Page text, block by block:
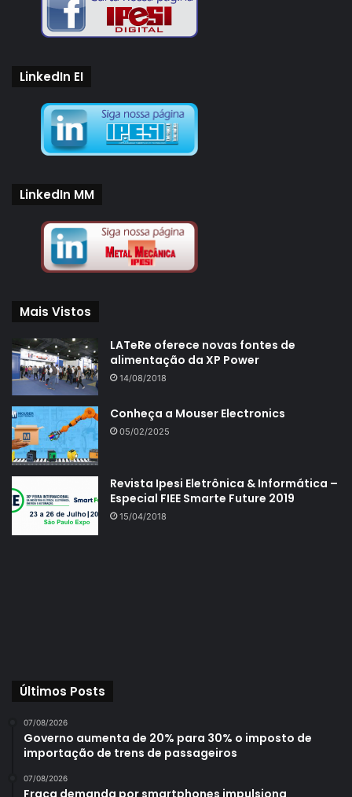
LinkedIn EI
LinkedIn MM
Mais Vistos
LATeRe oferece novas fontes de
alimentação da XP Power
14/08/2018
Conheça a Mouser Electronics
05/02/2025
Revista Ipesi Eletrônica & Informática –
Especial FIEE Smarte Future 2019
15/04/2018
Últimos Posts
07/08/2026
Governo aumenta de 20% para 30% o imposto de
importação de trens de passageiros
07/08/2026
Fraca demanda por smartphones impulsiona